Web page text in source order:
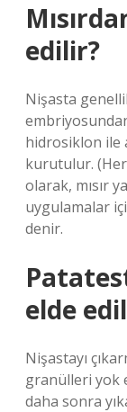
edilir?
Nişasta
hidrosiklon ile
kurutulur. (Her
olarak, mısır
uygulamalar
denir.
elde
Nişastayı
granülleri yok
daha sonra